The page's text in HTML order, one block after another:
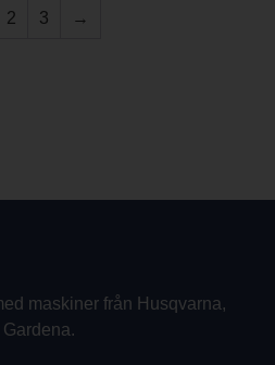
2 3 →
maskiner från Husqvarna,